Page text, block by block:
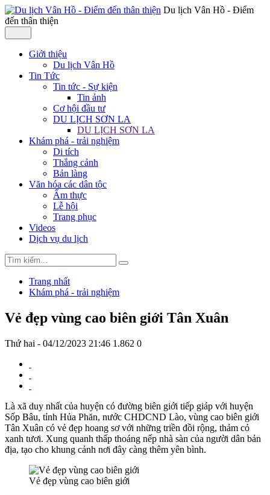
Du lịch Vân Hồ - Điểm
đến thân thiện
Giới thiệu
Du lịch Vân Hồ
Tin Tức
Tin tức - Sự kiện
Tin ảnh
Cơ hội đầu tư
DU LỊCH SƠN LA
DU LỊCH SƠN LA
Khám phá - trải nghiệm
Di tích
Thắng cảnh
Bản làng
Văn hóa các dân tộc
Ẩm thực
Lễ hội
Trang phục
Videos
Dịch vụ du lịch
Trang nhất
Khám phá - trải nghiệm
Vẻ đẹp vùng cao biên giới Tân Xuân
Thứ hai - 04/12/2023 21:46 1.862 0
Là xã duy nhất của huyện có đường biên giới tiếp giáp với huyện
Sốp Bâu, tỉnh Hủa Phăn, nước CHDCND Lào, vùng cao biên giới
Tân Xuân có vẻ đẹp hoang sơ với những triền đồi rộng, thảm cỏ
xanh tươi. Xung quanh thấp thoáng nếp nhà sàn của người dân bản
địa, tạo cho khung cảnh nơi đây càng thêm yên bình.
Vẻ đẹp vùng cao biên giới